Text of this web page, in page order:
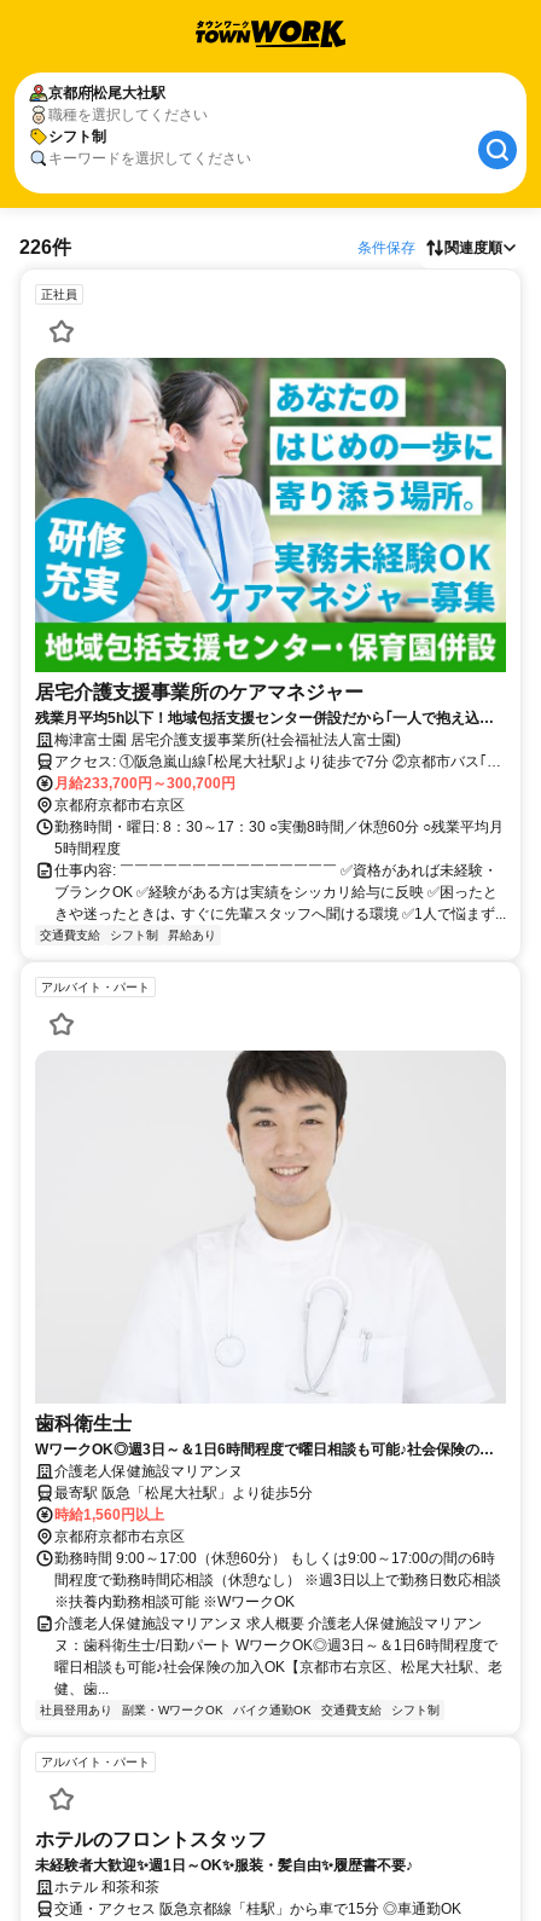
京都府松尾大社駅
職種を選択してください
シフト制
キーワードを選択してください
226件 条件保存 関連度順
正社員
居宅介護支援事業所のケアマネジャー
残業月平均5h以下！地域包括支援センター併設だから｢一人で抱え込ま
ない｣ケアマネ業務◎未経験から月給30万円も可＆賞与年3ヶ月分の好待
遇でスタート
梅津富士園 居宅介護支援事業所(社会福祉法人富士園)
アクセス: ①阪急嵐山線｢松尾大社駅｣より徒歩で7分 ②京都市バス｢梅
宮神社前｣より徒歩で3分 ○車通勤OK ※駐車場は各自で確保してくだ
さい｡ ○自転車・バイク通勤OK（駐輪場あり）
月給233,700円～300,700円
京都府京都市右京区
勤務時間・曜日: 8：30～17：30 ○実働8時間／休憩60分 ○残業平均月
5時間程度
仕事内容: ￣￣￣￣￣￣￣￣￣￣￣￣￣￣￣ ✅資格があれば未経験・
ブランクOK ✅経験がある方は実績をシッカリ給与に反映 ✅困ったと
きや迷ったときは､ すぐに先輩スタッフへ聞ける環境 ✅1人で悩まず...
交通費支給 シフト制 昇給あり
アルバイト・パート
歯科衛生士
WワークOK◎週3日～＆1日6時間程度で曜日相談も可能♪社会保険の加
入OK【京都市右京区、松尾大社駅、老健、歯科衛生士、日勤パート】
介護老人保健施設マリアンヌ
最寄駅 阪急「松尾大社駅」より徒歩5分
時給1,560円以上
京都府京都市右京区
勤務時間 9:00～17:00（休憩60分） もしくは9:00～17:00の間の6時
間程度で勤務時間応相談（休憩なし） ※週3日以上で勤務日数応相談
※扶養内勤務相談可能 ※WワークOK
介護老人保健施設マリアンヌ 求人概要 介護老人保健施設マリアン
ヌ：歯科衛生士/日勤パート WワークOK◎週3日～＆1日6時間程度で
曜日相談も可能♪社会保険の加入OK【京都市右京区、松尾大社駅、老
健、歯...
社員登用あり 副業・WワークOK バイク通勤OK 交通費支給 シフト制
アルバイト・パート
ホテルのフロントスタッフ
未経験者大歓迎✨週1日～OK✨服装・髪自由✨履歴書不要♪
ホテル 和茶和茶
交通・アクセス 阪急京都線「桂駅」から車で15分 ◎車通勤OK